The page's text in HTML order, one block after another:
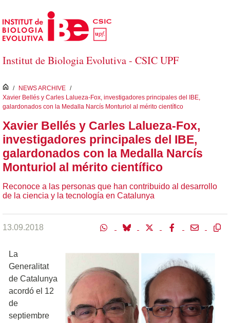
Saltar al contenido principal
Institut de Biologia Evolutiva - CSIC UPF
inici
/ NEWS ARCHIVE /
Xavier Bellés y Carles Lalueza-Fox, investigadores principales del IBE,
galardonados con la Medalla Narcís Monturiol al mérito científico
Xavier Bellés y Carles Lalueza-Fox,
investigadores principales del IBE,
galardonados con la Medalla Narcís
Monturiol al mérito científico
Reconoce a las personas que han contribuido al desarrollo
de la ciencia y la tecnología en Catalunya
13.09.2018
La
Generalitat
de Catalunya
acordó el 12
de
septiembre